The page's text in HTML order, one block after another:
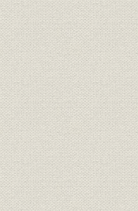
生産
生産
生産